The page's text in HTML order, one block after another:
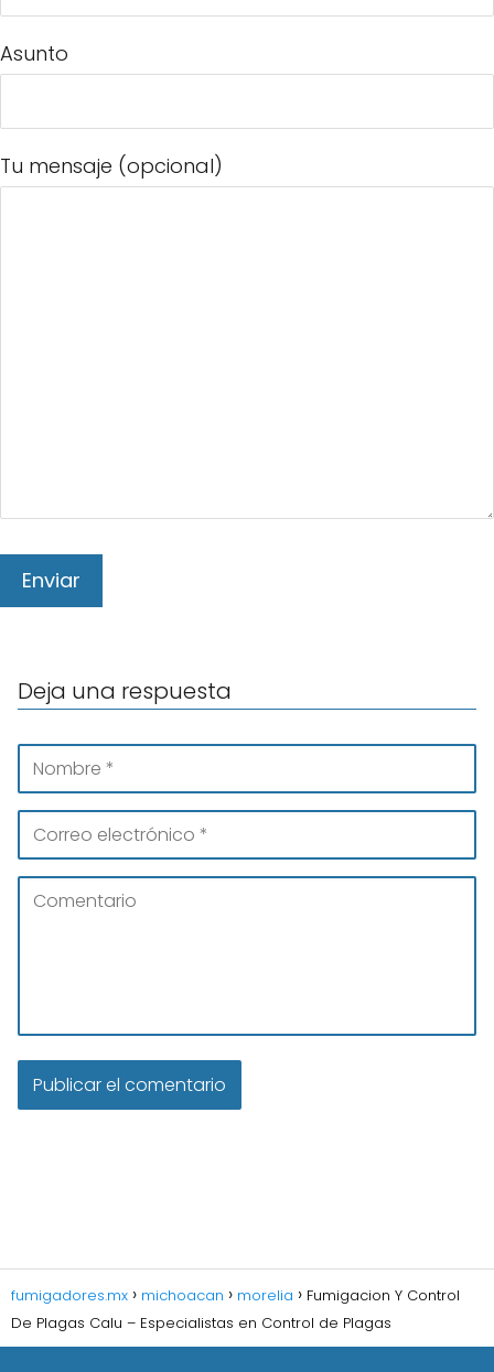
Asunto
Tu mensaje (opcional)
Deja una respuesta
fumigadores.mx michoacan morelia
Fumigacion Y Control
De Plagas Calu – Especialistas en Control de Plagas